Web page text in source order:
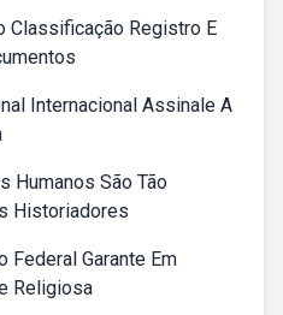
Classificação Registro E
Internacional Assinale A
Humanos São Tão
Historiadores
Federal Garante Em
Religiosa